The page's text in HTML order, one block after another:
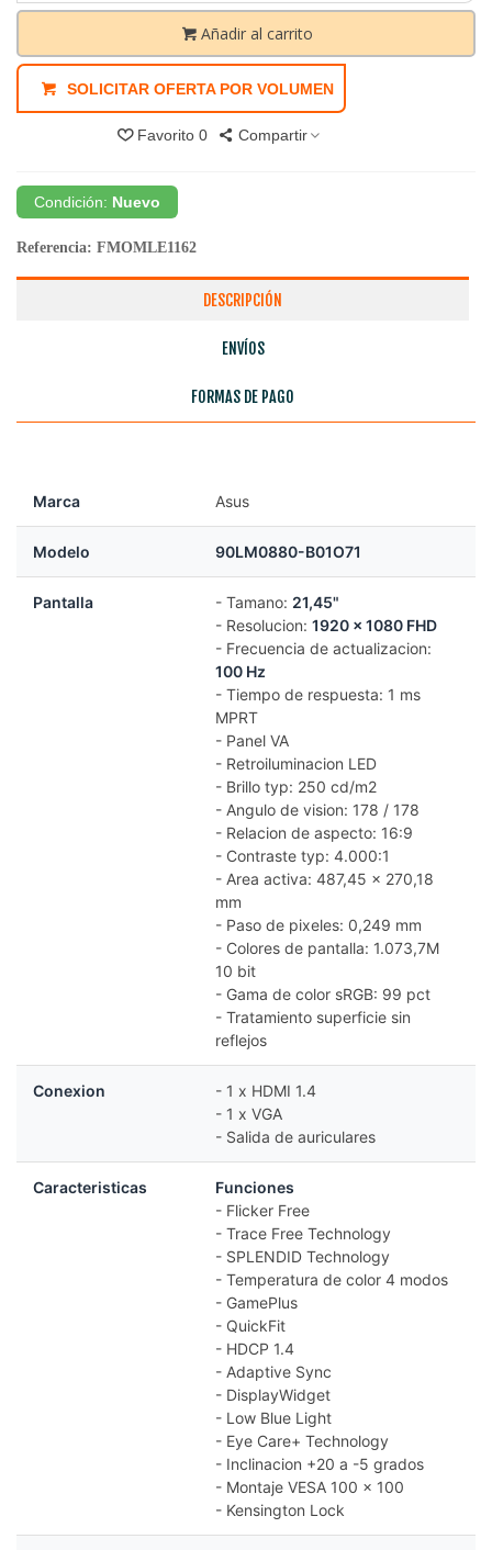
Añadir al carrito
SOLICITAR OFERTA POR VOLUMEN
Favorito 0 Compartir
Condición: Nuevo
Referencia: FMOMLE1162
DESCRIPCIÓN
ENVÍOS
FORMAS DE PAGO
Marca Asus
Modelo 90LM0880-B01O71
Pantalla - Tamano: 21,45"
- Resolucion: 1920 x 1080 FHD
- Frecuencia de actualizacion:
100 Hz
- Tiempo de respuesta: 1 ms
MPRT
- Panel VA
- Retroiluminacion LED
- Brillo typ: 250 cd/m2
- Angulo de vision: 178 / 178
- Relacion de aspecto: 16:9
- Contraste typ: 4.000:1
- Area activa: 487,45 x 270,18
mm
- Paso de pixeles: 0,249 mm
- Colores de pantalla: 1.073,7M
10 bit
- Gama de color sRGB: 99 pct
- Tratamiento superficie sin
reflejos
Conexion
- 1 x HDMI 1.4
- 1 x VGA
- Salida de auriculares
Caracteristicas
Funciones
- Flicker Free
- Trace Free Technology
- SPLENDID Technology
- Temperatura de color 4 modos
- GamePlus
- QuickFit
- HDCP 1.4
- Adaptive Sync
- DisplayWidget
- Low Blue Light
- Eye Care+ Technology
- Inclinacion +20 a -5 grados
- Montaje VESA 100 x 100
- Kensington Lock